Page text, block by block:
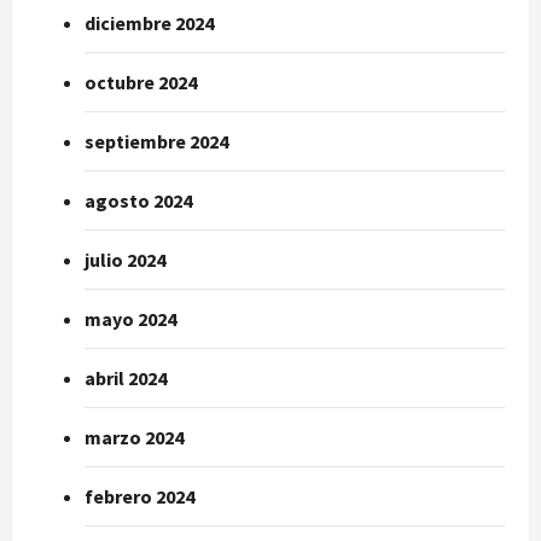
diciembre 2024
octubre 2024
septiembre 2024
agosto 2024
julio 2024
mayo 2024
abril 2024
marzo 2024
febrero 2024